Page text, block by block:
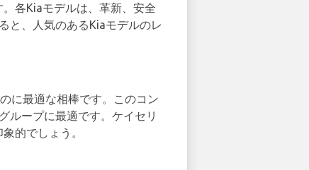
各Kiaモデルは、革新、安全
と、人気のあるKiaモデルのレ
に最適な相棒です。このコン
ループに最適です。ケイセリ
的でしょう。